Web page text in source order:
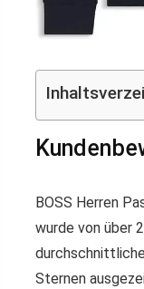
BOSS Herren
wurde von über
Sternen